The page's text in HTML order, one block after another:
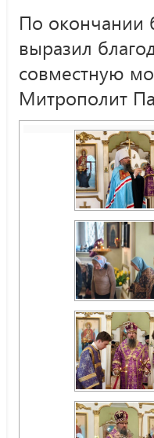
По окончании
выразил
совместную
Митрополит